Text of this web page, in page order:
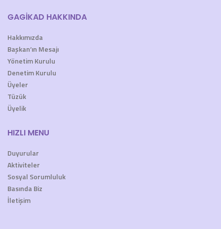
GAGİKAD HAKKINDA
Hakkımızda
Başkan’ın Mesajı
Yönetim Kurulu
Denetim Kurulu
Üyeler
Tüzük
Üyelik
HIZLI MENU
Duyurular
Aktiviteler
Sosyal Sorumluluk
Basında Biz
İletişim